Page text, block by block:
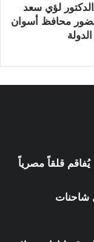
لؤي سعد
محافظ أسوان
قلقاً مصرياً
شاحنات